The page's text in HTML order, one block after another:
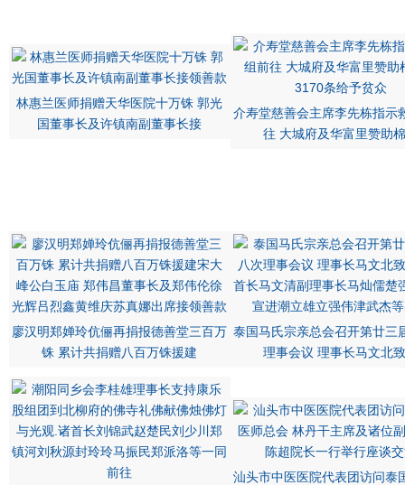
林惠兰医师捐赠天华医院十万铢 郭光
国董事长及许镇南副董事长接
介寿堂慈善会主席李先栋指示
往 大城府及华富里赞助
廖汉明郑婵玲伉俪再捐报德善堂三百万
铢 累计共捐赠八百万铢援建
泰国马氏宗亲总会召开第廿三
理事会议 理事长马文北
汕头市中医医院代表团访问泰